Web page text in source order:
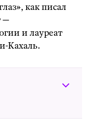
как писал
—
и лауреат
Кахаль.